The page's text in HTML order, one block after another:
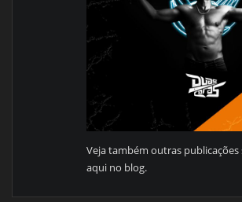
Veja também outras publicações
aqui no blog.